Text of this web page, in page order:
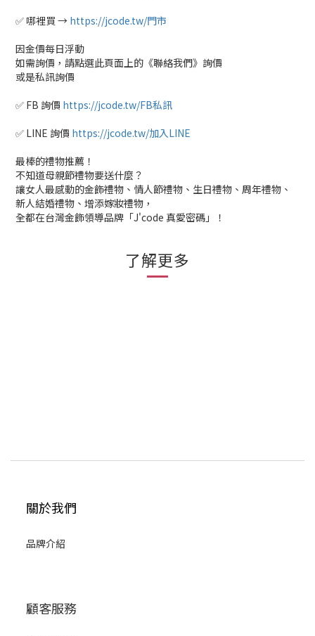
✅ 哪裡買 → https://jcode.tw/門市
因金價每日浮動
如需詢價，請點選此頁面上的《聯絡我們》詢價
或是私訊詢價
✅ FB 詢價 https://jcode.tw/FB私訊
✅ LINE 詢價 https://jcode.tw/加入LINE
最棒的禮物推薦！
不知道母親節禮物要送什麼？
讓女人最感動的金飾禮物、情人節禮物、生日禮物、周年禮物、
新人結婚禮物、增添嫁妝禮物，
全都在台灣金飾領導品牌「J'code 真愛密碼」！
了解更多
關於我們
品牌介紹
顧客服務